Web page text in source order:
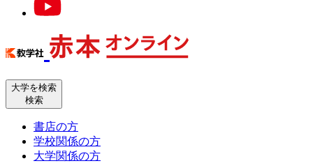
大学を検索
検索
書店の方
学校関係の方
大学関係の方